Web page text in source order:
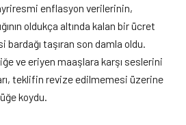
enflasyon verilerinin,
oldukça altında kalan bir ücret
bardağı taşıran son damla oldu.
ve eriyen maaşlara karşı seslerini
teklifin revize edilmemesi üzerine
koydu.